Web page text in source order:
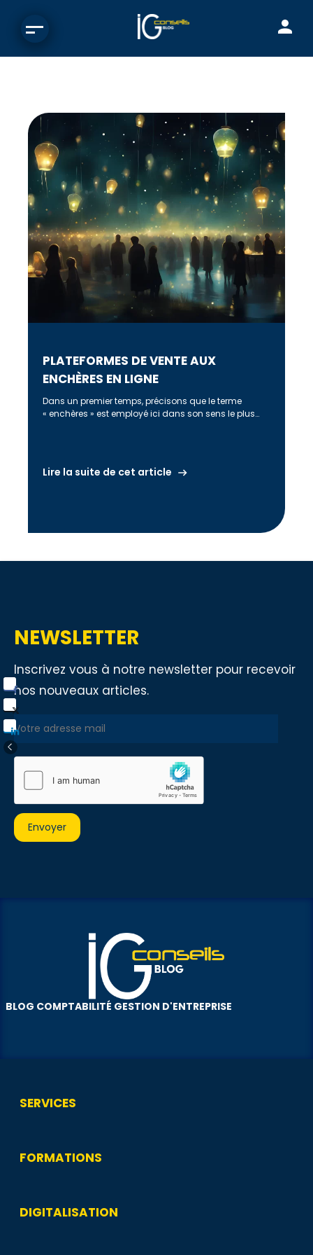
PLATEFORMES DE VENTE AUX
ENCHÈRES EN LIGNE
Dans un premier temps, précisons que le terme
« enchères » est employé ici dans son sens le plus
Lire la suite de cet article
NEWSLETTER
Inscrivez vous à notre newsletter pour recevoir
nos nouveaux articles.
BLOG COMPTABILITÉ GESTION D'ENTREPRISE
SERVICES
FORMATIONS
DIGITALISATION